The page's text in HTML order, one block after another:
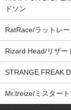
ドソン
RatRace/ラットレー
Rizard Head/リザー
STRANGE FREAK
Mr.treize/ミスター